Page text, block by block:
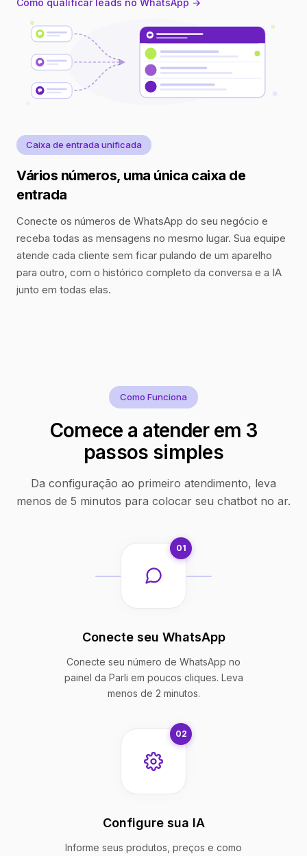
Como qualificar leads no WhatsApp →
Caixa de entrada unificada
Vários números, uma única caixa de
entrada
Conecte os números de WhatsApp do seu negócio e
receba todas as mensagens no mesmo lugar. Sua equipe
atende cada cliente sem ficar pulando de um aparelho
para outro, com o histórico completo da conversa e a IA
junto em todas elas.
Como Funciona
Comece a atender em 3
passos simples
Da configuração ao primeiro atendimento, leva
menos de 5 minutos para colocar seu chatbot no ar.
01
Conecte seu WhatsApp
Conecte seu número de WhatsApp no
painel da Parli em poucos cliques. Leva
menos de 2 minutos.
02
Configure sua IA
Informe seus produtos, preços e como